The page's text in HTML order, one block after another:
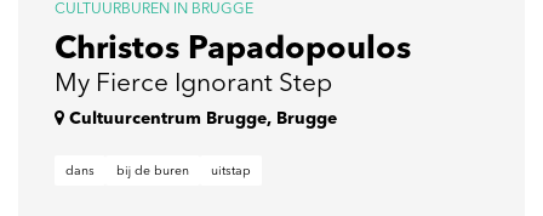
Christos Papadopoulos
My Fierce Ignorant Step
CULTUURBUREN IN BRUGGE
Cultuurcentrum Brugge, Brugge
dans bij de buren uitstap